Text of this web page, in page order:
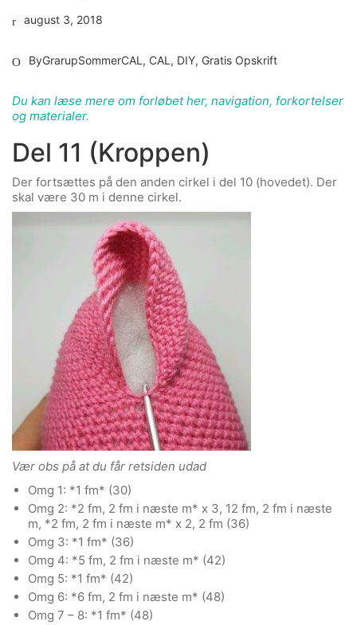
august 3, 2018
ByGrarupSommerCAL , CAL , DIY, Gratis Opskrift
Du kan læse mere om forløbet her, navigation, forkortelser
og materialer.
Del 11 (Kroppen)
Der fortsættes på den anden cirkel i del 10 (hovedet). Der
skal være 30 m i denne cirkel.
Vær obs på at du får retsiden udad
Omg 1: *1 fm* (30)
Omg 2: *2 fm, 2 fm i næste m* x 3, 12 fm, 2 fm i næste
m, *2 fm, 2 fm i næste m* x 2, 2 fm (36)
Omg 3: *1 fm* (36)
Omg 4: *5 fm, 2 fm i næste m* (42)
Omg 5: *1 fm* (42)
Omg 6: *6 fm, 2 fm i næste m* (48)
Omg 7 – 8: *1 fm* (48)